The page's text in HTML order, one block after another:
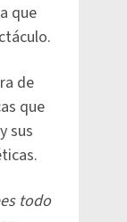
que
de
que
y sus
todo